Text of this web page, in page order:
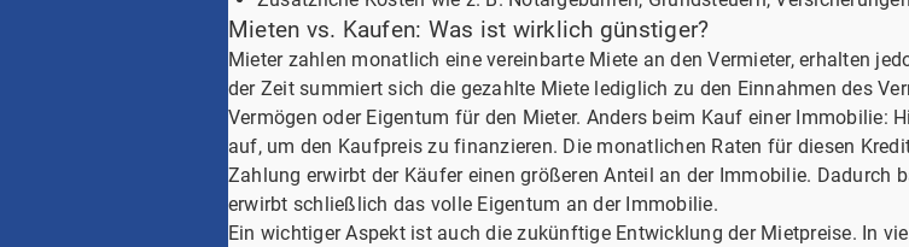
Mieten vs. Kaufen: Was ist wirklich günstiger?
Mieter zahlen monatlich eine vereinbarte Miete an den Vermieter, erhalten
der Zeit summiert sich die gezahlte Miete lediglich zu den Einnahmen des
Vermögen oder Eigentum für den Mieter. Anders beim Kauf einer Immobilie:
auf, um den Kaufpreis zu finanzieren. Die monatlichen Raten für diesen
Zahlung erwirbt der Käufer einen größeren Anteil an der Immobilie. Dadurch
erwirbt schließlich das volle Eigentum an der Immobilie.
Ein wichtiger Aspekt ist auch die zukünftige Entwicklung der Mietpreise. In